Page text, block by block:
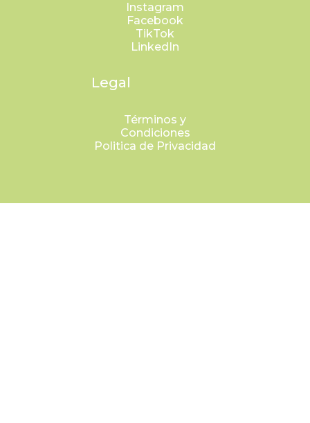
Instagram
Facebook
TikTok
LinkedIn
Legal
Términos y
Condiciones
Politica de Privacidad